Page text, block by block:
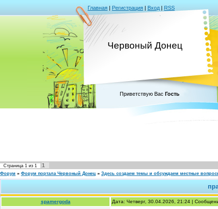
Главная | Регистрация | Вход | RSS
Червоный Донец
Приветствую Вас Гость
Страница 1 из 1 1
Форум » Форум портала Червоный Донец » Здесь создаем темы и обсуждаем местные
spamergoda Дата: Четверг, 30.04.2026, 21:24 |